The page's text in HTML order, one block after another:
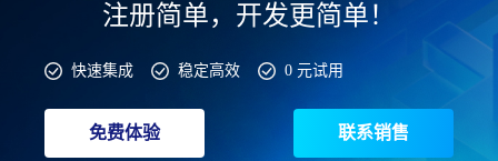
注册简单，开发更简单！
快速集成 稳定高效 0 元试用
免费体验 联系销售